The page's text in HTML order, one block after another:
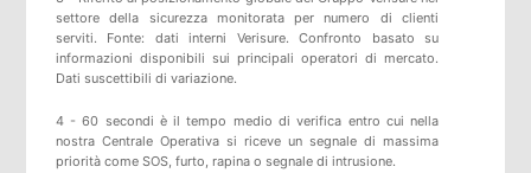
settore della sicurezza monitorata per numero di clienti
serviti. Fonte: dati interni Verisure. Confronto basato su
informazioni disponibili sui principali operatori di mercato.
Dati suscettibili di variazione.
4 - 60 secondi è il tempo medio di verifica entro cui nella
nostra Centrale Operativa si riceve un segnale di massima
priorità come SOS, furto, rapina o segnale di intrusione.